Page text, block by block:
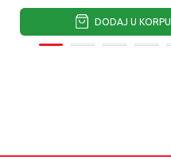
DODAJ U KORPU